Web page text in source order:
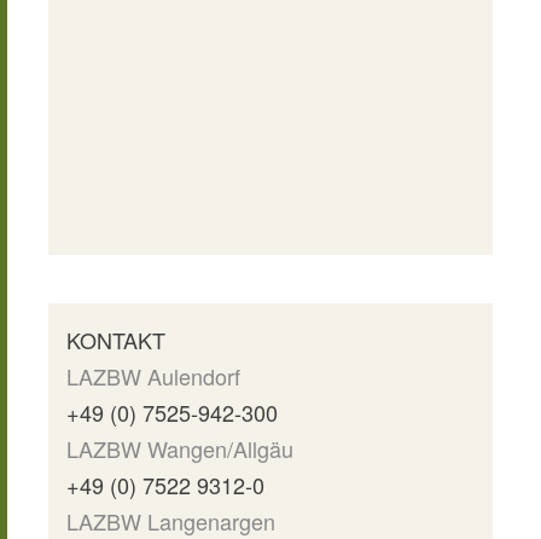
KONTAKT
LAZBW Aulendorf
+49 (0) 7525-942-300
LAZBW Wangen/Allgäu
+49 (0) 7522 9312-0
LAZBW Langenargen